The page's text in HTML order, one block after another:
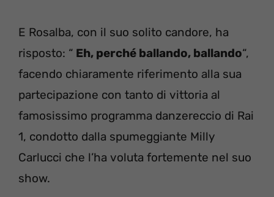
E Rosalba, con il suo solito candore, ha
risposto: “ Eh, perché ballando, ballando“,
facendo chiaramente riferimento alla sua
partecipazione con tanto di vittoria al
famosissimo programma danzereccio di Rai
1, condotto dalla spumeggiante Milly
Carlucci che l’ha voluta fortemente nel suo
show.